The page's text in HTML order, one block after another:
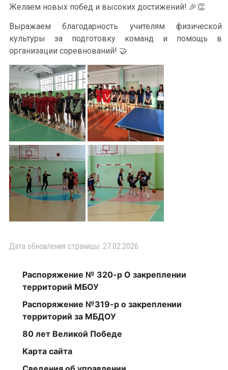
Желаем новых побед и высоких достижений! 🎉👏
Выражаем благодарность учителям физической
культуры за подготовку команд и помощь в
организации соревнований! 🤝
Дата обновления страницы: 27.02.2026
Распоряжение № 320-р О закреплении
территорий МБОУ
Распоряжение №319-р о закреплении
территорий за МБДОУ
80 лет Великой Победе
Карта сайта